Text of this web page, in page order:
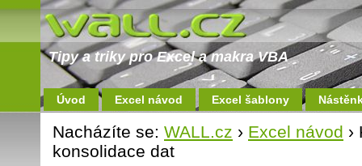
Tipy a triky pro Excel a makra VBA
Úvod Excel návod Excel šablony
Nacházíte se: WALL.cz › Excel návod ›
konsolidace dat